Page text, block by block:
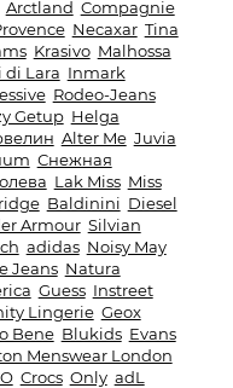
Arctland Compagnie
Necaxar Tina
Krasivo Malhossa
di Lara Inmark
Rodeo-Jeans
Getup Helga
Alter Me Juvia
Снежная
Lak Miss Miss
Baldinini Diesel
Armour Silvian
adidas Noisy May
Jeans Natura
Guess Instreet
Lingerie Geox
Bene Blukids Evans
Menswear London
Crocs Only adL